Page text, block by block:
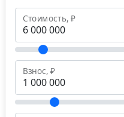
Стоимость, ₽
Взнос, ₽